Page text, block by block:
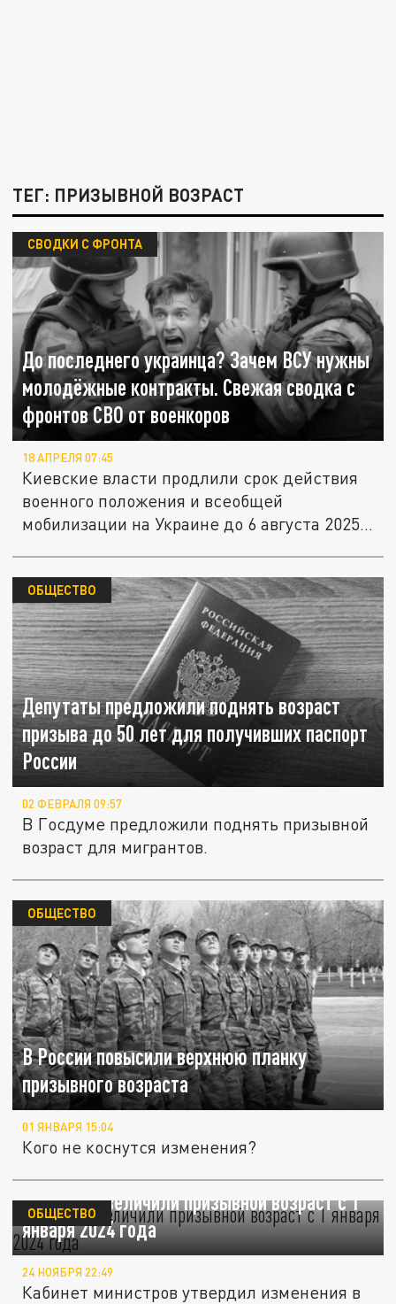
ТЕГ: ПРИЗЫВНОЙ ВОЗРАСТ
До последнего украинца? Зачем ВСУ нужны
молодёжные контракты. Свежая сводка с
фронтов СВО от военкоров
СВОДКИ С ФРОНТА
18 АПРЕЛЯ 07:45
Киевские власти продлили срок действия
военного положения и всеобщей
мобилизации на Украине до 6 августа 2025...
Депутаты предложили поднять возраст
призыва до 50 лет для получивших паспорт
России
ОБЩЕСТВО
02 ФЕВРАЛЯ 09:57
В Госдуме предложили поднять призывной
возраст для мигрантов.
В России повысили верхнюю планку
призывного возраста
ОБЩЕСТВО
01 ЯНВАРЯ 15:04
Кого не коснутся изменения?
В России увеличили призывной возраст с 1
января 2024 года
ОБЩЕСТВО
24 НОЯБРЯ 22:49
Кабинет министров утвердил изменения в